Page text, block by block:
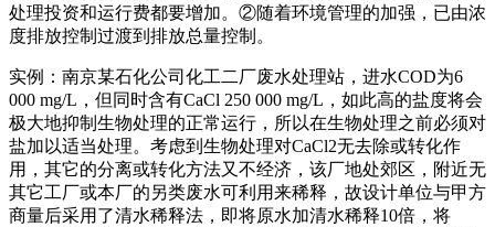
处理投资和运行费都要增加。②随着环境管理的加强，已由浓
度排放控制过渡到排放总量控制。
实例：南京某石化公司化工二厂废水处理站，进水COD为6
000 mg/L，但同时含有CaCl 250 000 mg/L，如此高的盐度将会
极大地抑制生物处理的正常运行，所以在生物处理之前必须对
盐加以适当处理。考虑到生物处理对CaCl2无去除或转化作
用，其它的分离或转化方法又不经济，该厂地处郊区，附近无
其它工厂或本厂的另类废水可利用来稀释，故设计单位与甲方
商量后采用了清水稀释法，即将原水加清水稀释10倍，将